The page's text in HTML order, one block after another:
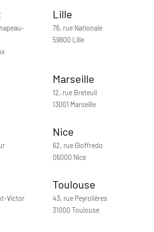
Lille
76, rue Nationale
59800 Lille
Marseille
12, rue Breteuil
13001 Marseille
Nice
62, rue Gioffredo
06000 Nice
Victor
Toulouse
43, rue Peyrolières
31000 Toulouse